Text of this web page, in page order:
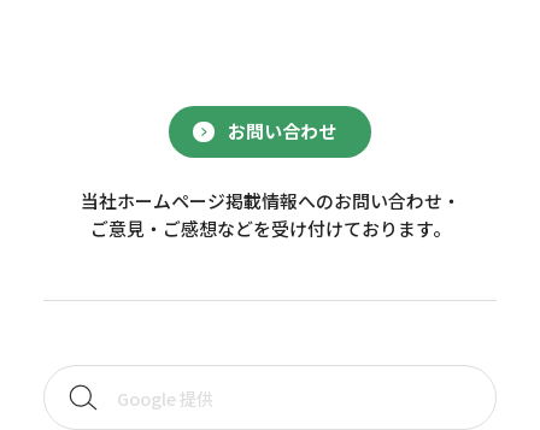
お問い合わせ
当社ホームページ掲載情報へのお問い合わせ・
ご意見・ご感想などを受け付けております。